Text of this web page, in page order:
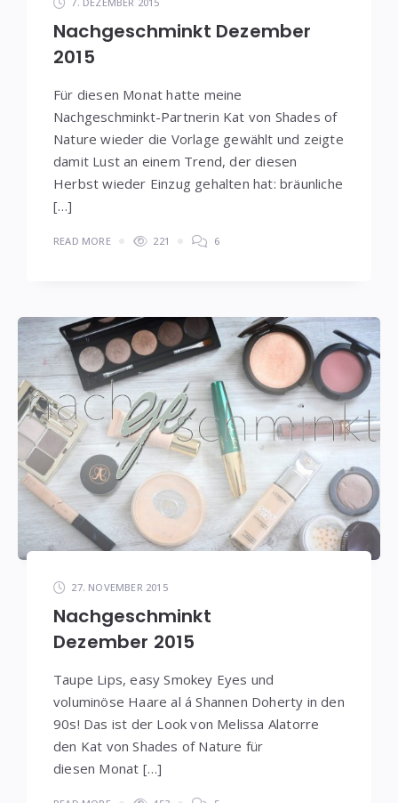
Nachgeschminkt Dezember
2015
Für diesen Monat hatte meine
Nachgeschminkt-Partnerin Kat von Shades of
Nature wieder die Vorlage gewählt und zeigte
damit Lust an einem Trend, der diesen
Herbst wieder Einzug gehalten hat: bräunliche
[…]
READ MORE 221 6
27. NOVEMBER 2015
Nachgeschminkt
Dezember 2015
Taupe Lips, easy Smokey Eyes und
voluminöse Haare al á Shannen Doherty in den
90s! Das ist der Look von Melissa Alatorre
den Kat von Shades of Nature für
diesen Monat […]